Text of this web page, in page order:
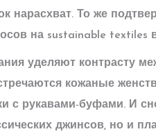
нарасхват. То же
на sustainable textiles
уделяют контрасту
кожаные
с рукавами-буфами. И
джинсов, но и